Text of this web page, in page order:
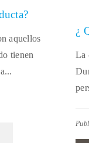
aquellos
tienen
¿
La